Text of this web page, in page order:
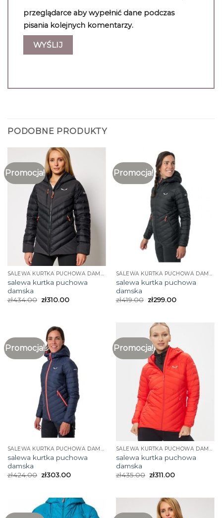
przeglądarce aby wypełnić dane podczas
pisania kolejnych komentarzy.
PODOBNE PRODUKTY
Promocja!
SALEWA KURTKA PUCHOWA DAMSKA
salewa kurtka puchowa
damska
zł434.00 zł310.00
Promocja!
SALEWA KURTKA PUCHOWA DAMSKA
salewa kurtka puchowa
damska
zł419.00 zł299.00
Promocja!
SALEWA KURTKA PUCHOWA DAMSKA
salewa kurtka puchowa
damska
zł424.00 zł303.00
Promocja!
SALEWA KURTKA PUCHOWA DAMSKA
salewa kurtka puchowa
damska
zł435.00 zł311.00